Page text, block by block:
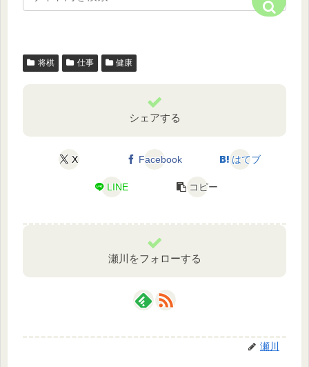
将棋 仕事 健康
シェアする
X Facebook はてブ
LINE コピー
瀬川をフォローする
瀬川